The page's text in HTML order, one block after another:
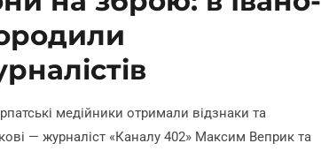
медійники отримали відзнаки та
— журналіст «Каналу 402» Максим Веприк та